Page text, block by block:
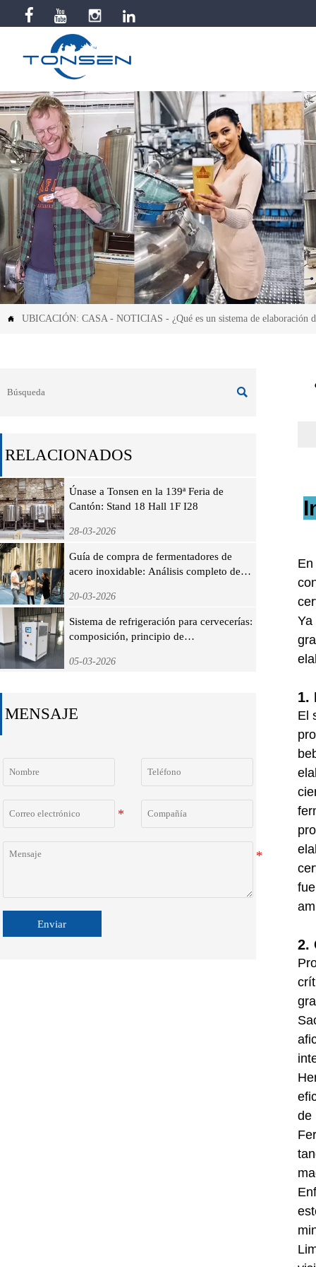
  
 UBICACIÓN: CASA- NOTICIAS - ¿Qué es un sistema de elaboración

RELACIONADOS
Únase a Tonsen en la 139ª Feria de
Cantón: Stand 18 Hall 1F I28
28-03-2026
Guía de compra de fermentadores de
acero inoxidable: Análisis completo de
fabricantes
20-03-2026
Sistema de refrigeración para cervecerías:
composición, principio de
05-03-2026
MENSAJE
Enviar
Ya
1.
El
2.
de